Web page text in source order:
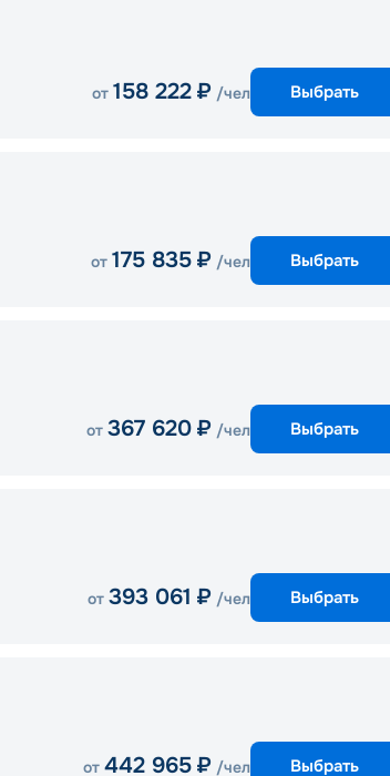
от 158 222 ₽ /чел Выбрать
от 175 835 ₽ /чел Выбрать
от 367 620 ₽ /чел Выбрать
от 393 061 ₽ /чел Выбрать
от 442 965 ₽ /чел Выбрать